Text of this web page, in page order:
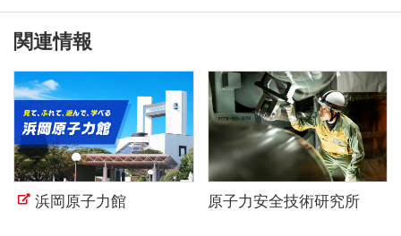
関連情報
浜岡原子力館 原子力安全技術研究所